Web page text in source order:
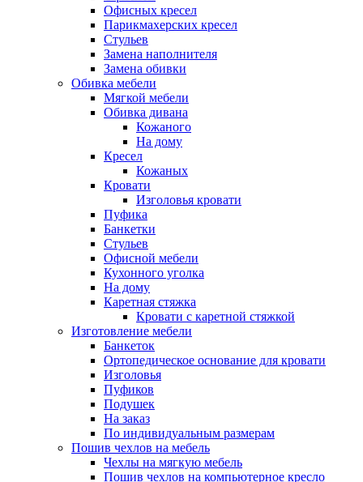
Офисных кресел
Парикмахерских кресел
Стульев
Замена наполнителя
Замена обивки
Обивка мебели
Мягкой мебели
Обивка дивана
Кожаного
На дому
Кресел
Кожаных
Кровати
Изголовья кровати
Пуфика
Банкетки
Стульев
Офисной мебели
Кухонного уголка
На дому
Каретная стяжка
Кровати с каретной стяжкой
Изготовление мебели
Банкеток
Ортопедическое основание для кровати
Изголовья
Пуфиков
Подушек
На заказ
По индивидуальным размерам
Пошив чехлов на мебель
Чехлы на мягкую мебель
Пошив чехлов на компьютерное кресло